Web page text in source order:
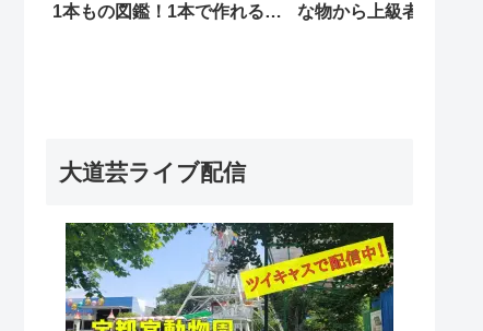
1本もの図鑑！1本で作れる簡
な物から上級者向けの
大道芸ライブ配信